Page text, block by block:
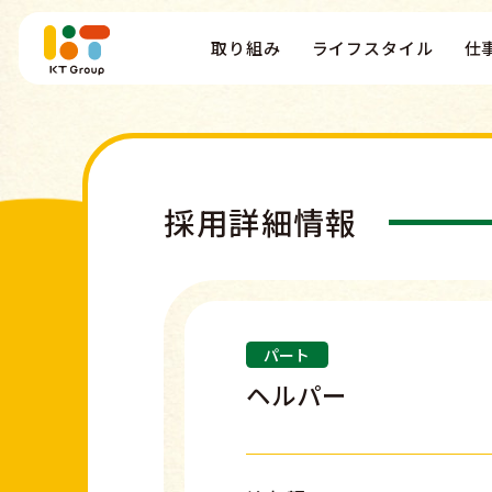
取り組み ライフスタイル 仕
採用詳細情報
パート
ヘルパー